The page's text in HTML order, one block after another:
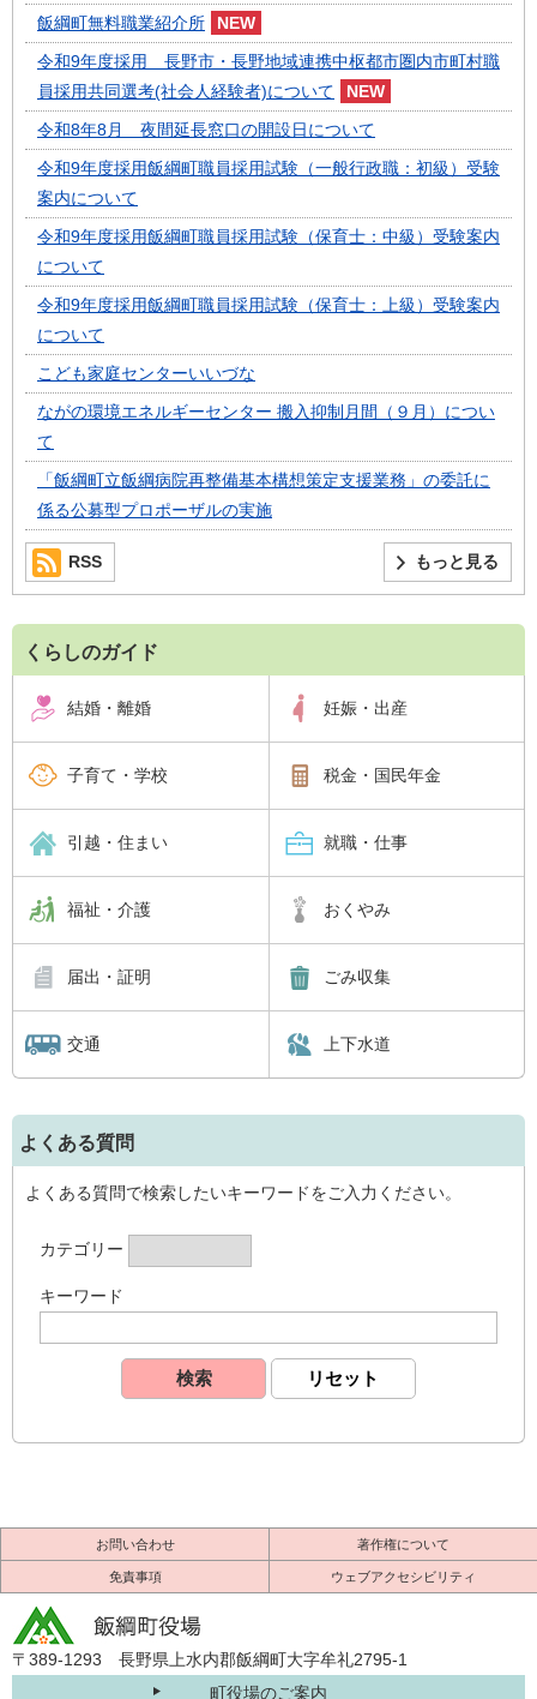
飯綱町無料職業紹介所
令和9年度採用 長野市・長野地域連携中枢都市圏内市町村職
員採用共同選考(社会人経験者)について
令和8年8月 夜間延長窓口の開設日について
令和9年度採用飯綱町職員採用試験（一般行政職：初級）受験
案内について
令和9年度採用飯綱町職員採用試験（保育士：中級）受験案内
について
令和9年度採用飯綱町職員採用試験（保育士：上級）受験案内
について
こども家庭センターいいづな
ながの環境エネルギーセンター 搬入抑制月間（９月）につい
て
「飯綱町立飯綱病院再整備基本構想策定支援業務」の委託に
係る公募型プロポーザルの実施
もっと見る
RSS
くらしのガイド
結婚・離婚 妊娠・出産
子育て・学校 税金・国民年金
引越・住まい 就職・仕事
福祉・介護 おくやみ
届出・証明 ごみ収集
交通 上下水道
よくある質問
よくある質問で検索したいキーワードをご入力ください。
カテゴリー
キーワード
お問い合わせ 著作権について
免責事項 ウェブアクセシビリティ
〒389-1293 長野県上水内郡飯綱町大字牟礼2795-1
町役場のご案内